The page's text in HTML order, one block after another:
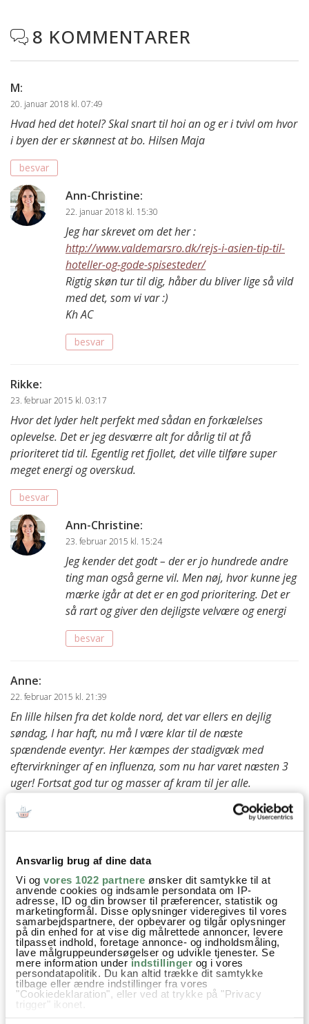
Ansvarlig brug af dine data
Vi og vores 1022 partnere ønsker dit samtykke til at
anvende cookies og indsamle persondata om IP-
adresse, ID og din browser til præferencer, statistik og
marketingformål. Disse oplysninger videregives til vores
samarbejdspartnere, der opbevarer og tilgår oplysninger
på din enhed for at vise dig målrettede annoncer, levere
tilpasset indhold, foretage annonce- og indholdsmåling,
lave målgruppeundersøgelser og udvikle tjenester. Se
mere information underindstillinger og i vores
persondatapolitik. Du kan altid trække dit samtykke
tilbage eller ændre indstillinger fra vores
"Cookiedeklaration", eller ved at trykke på "Privacy
trigger" ikonet.
 8 KOMMENTARER
M:
20. januar 2018 kl. 07:49
Hvad hed det hotel? Skal snart til hoi an og er i tvivl om hvor
i byen der er skønnest at bo. Hilsen Maja
besvar
Ann-Christine:
22. januar 2018 kl. 15:30
Jeg har skrevet om det her :
http://www.valdemarsro.dk/rejs-i-asien-tip-til-
hoteller-og-gode-spisesteder/
Rigtig skøn tur til dig, håber du bliver lige så vild
med det, som vi var :)
Kh AC
besvar
Rikke:
23. februar 2015 kl. 03:17
Hvor det lyder helt perfekt med sådan en forkælelses
oplevelse. Det er jeg desværre alt for dårlig til at få
prioriteret tid til. Egentlig ret fjollet, det ville tilføre super
meget energi og overskud.
besvar
Ann-Christine:
23. februar 2015 kl. 15:24
Jeg kender det godt – der er jo hundrede andre
ting man også gerne vil. Men nøj, hvor kunne jeg
mærke igår at det er en god prioritering. Det er
så rart og giver den dejligste velvære og energi
besvar
Anne:
22. februar 2015 kl. 21:39
En lille hilsen fra det kolde nord, det var ellers en dejlig
søndag, I har haft, nu må I være klar til de næste
spændende eventyr. Her kæmpes der stadigvæk med
eftervirkninger af en influenza, som nu har varet næsten 3
uger! Fortsat god tur og masser af kram til jer alle.
Ann-Christine :
Æv da! Rigtig god bedring til jer – håber I snart er
på toppen igen
Kh AC
besvar
VIS ALLE 8 KOMMENTARER